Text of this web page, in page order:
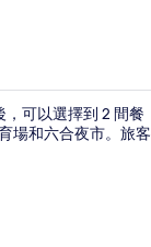
可以選擇到 2 間餐
場和六合夜市。旅客